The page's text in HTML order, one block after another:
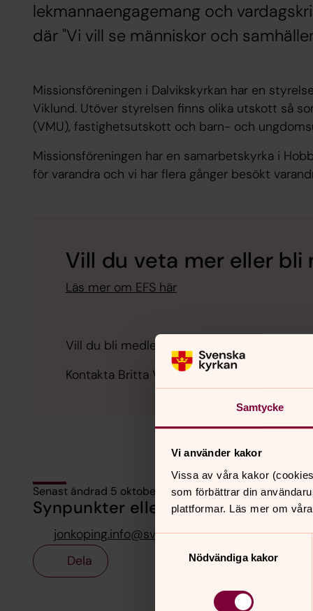
Samtycke
Vi använder kakor
Vissa av våra kakor
som förbättrar din
plattformar. Läs mer om
Samtyckesval
Nödvändiga kakor
lekmannaengagemang och
där "Vi vill se människor och
Missionsföreningen i Dalvikskyrkan har en
Viklund. Utöver styrelsen finns olika utskott så
(VMU), fastighetsutskott och barn- och
Missionsföreningen har en samarbetskyrka i
för varandra och vi har flera gånger besökt
Vill du veta mer eller bli
Läs mer om EFS här
Vill du bli medlem i Missionsföreningen i
Kontakta Britta Viklund 070-271 65 14
Senast ändrad 5 oktober 2020
Synpunkter eller frågor på sidans
jonkoping.info@svenskakyrkan.se
Dela